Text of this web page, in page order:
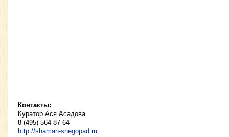
Контакты:
Куратор Ася Асадова
8 (495) 564-87-64
http://shaman-snegopad.ru